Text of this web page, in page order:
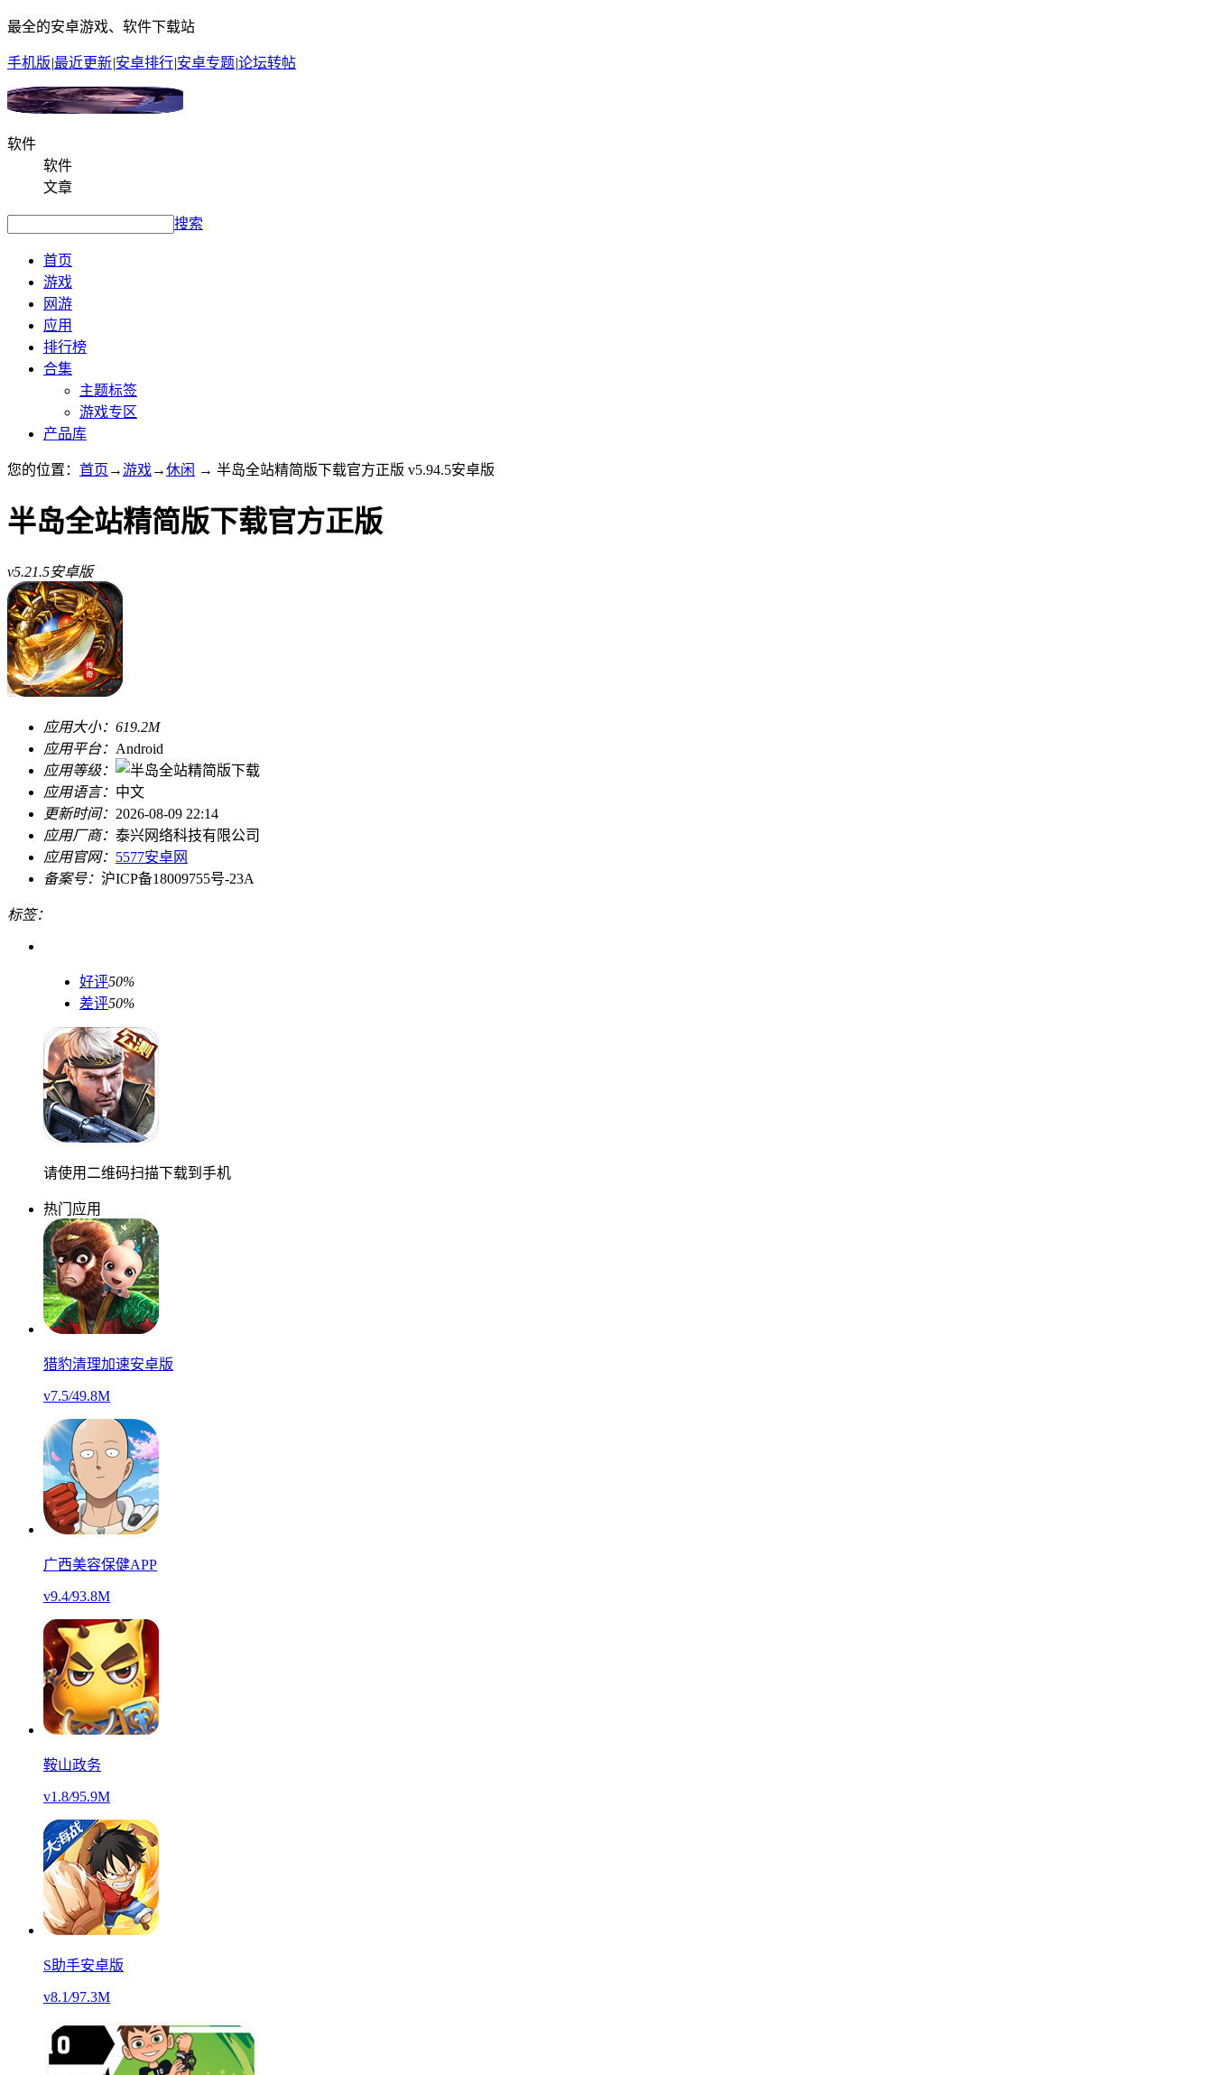
最全的安卓游戏、软件下载站
手机版|最近更新|安卓排行|安卓专题|论坛转帖
软件
软件
文章
搜索
首页
游戏
网游
应用
排行榜
合集
主题标签
游戏专区
产品库
您的位置： 首页 →游戏→休闲 → 半岛全站精简版下载官方正版 v5.94.5安卓版
半岛全站精简版下载官方正版
v5.21.5安卓版
应用大小： 619.2M
应用平台： Android
应用等级：
应用语言： 中文
更新时间： 2026-08-09 22:14
应用厂商： 泰兴网络科技有限公司
应用官网： 5577安卓网
备案号： 沪ICP备18009755号-23A
标签：
好评50%
差评50%
请使用二维码扫描下载到手机
热门应用
猎豹清理加速安卓版
v7.5/49.8M
广西美容保健APP
v9.4/93.8M
鞍山政务
v1.8/95.9M
S助手安卓版
v8.1/97.3M